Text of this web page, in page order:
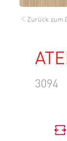
Zurück zum
3094